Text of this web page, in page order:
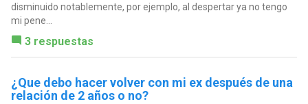
disminuido notablemente, por ejemplo, al despertar ya no tengo
mi pene...
3 respuestas
¿Que debo hacer volver con mi ex después de una
relación de 2 años o no?